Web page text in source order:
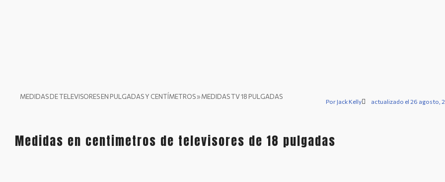
MEDIDAS DE TELEVISORES EN PULGADAS Y CENTÍMETROS»MEDIDAS TV 18 PULGADAS
Por Jack Kelly actualizado el 26 agosto,
Medidas en centimetros de televisores de 18 pulgadas